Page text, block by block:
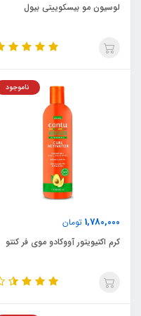
لوسیون مو بیسکوییتی بیول
1,780,000 تومان
ناموجود
کرم اکتیویتور آووکادو موی فر کنتو